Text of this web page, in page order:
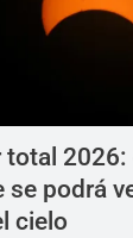
total
se podrá
cielo